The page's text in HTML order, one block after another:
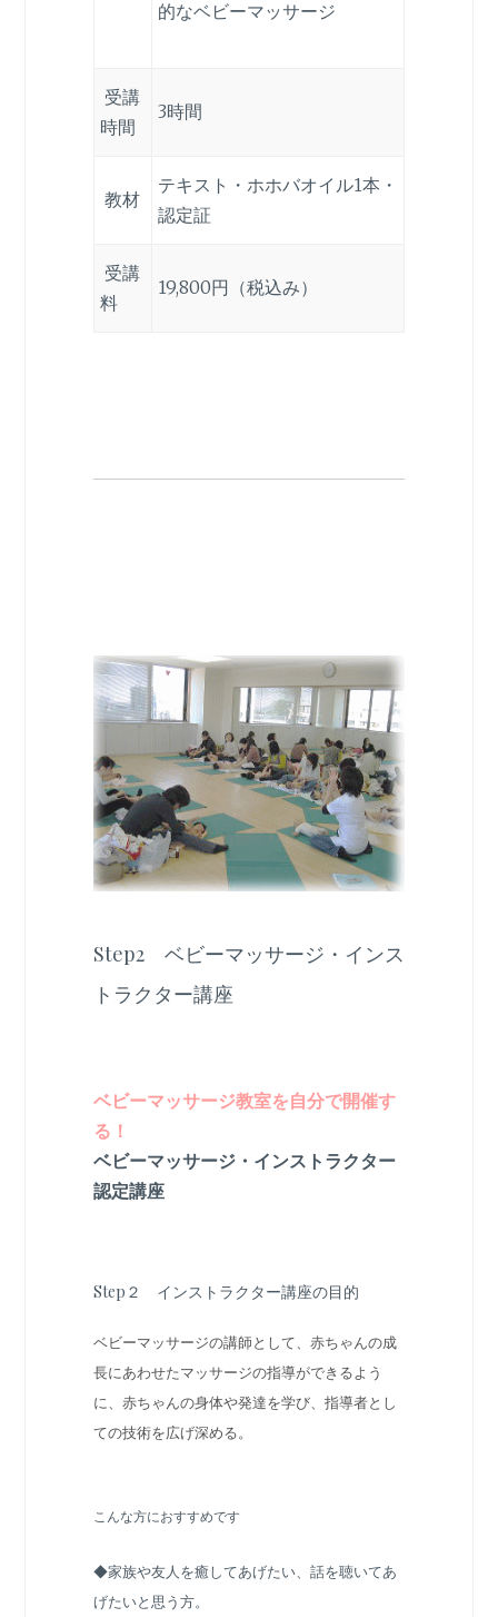
的なベビーマッサージ
受講
時間
3時間
教材
テキスト・ホホバオイル1本・
認定証
受講
料
19,800円（税込み）
Step2 ベビーマッサージ・インス
トラクター講座
ベビーマッサージ教室を自分で開催す
る！
ベビーマッサージ・インストラクター
認定講座
Step２ インストラクター講座の目的
ベビーマッサージの講師として、赤ちゃんの成
長にあわせたマッサージの指導ができるよう
に、赤ちゃんの身体や発達を学び、指導者とし
ての技術を広げ深める。
こんな方におすすめです
◆家族や友人を癒してあげたい、話を聴いてあ
げたいと思う方。